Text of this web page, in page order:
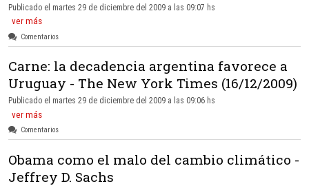
Publicado el martes 29 de diciembre del 2009 a las 09:07 hs
ver más
Comentarios
Carne: la decadencia argentina favorece a
Uruguay - The New York Times (16/12/2009)
Publicado el martes 29 de diciembre del 2009 a las 09:06 hs
ver más
Comentarios
Obama como el malo del cambio climático -
Jeffrey D. Sachs